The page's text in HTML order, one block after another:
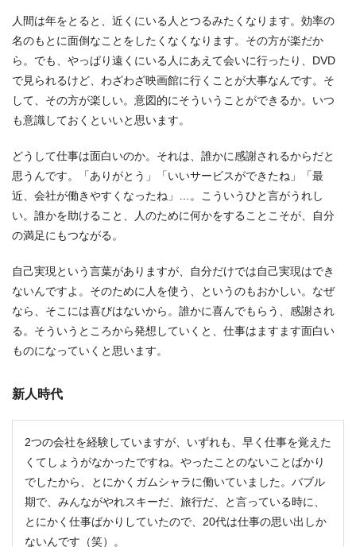
人間は年をとると、近くにいる人とつるみたくなります。効率の
名のもとに面倒なことをしたくなくなります。その方が楽だか
ら。でも、やっぱり遠くにいる人にあえて会いに行ったり、DVD
で見られるけど、わざわざ映画館に行くことが大事なんです。そ
して、その方が楽しい。意図的にそういうことができるか。いつ
も意識しておくといいと思います。
どうして仕事は面白いのか。それは、誰かに感謝されるからだと
思うんです。「ありがとう」「いいサービスができたね」「最
近、会社が働きやすくなったね」…。こういうひと言がうれし
い。誰かを助けること、人のために何かをすることこそが、自分
の満足にもつながる。
自己実現という言葉がありますが、自分だけでは自己実現はでき
ないんですよ。そのために人を使う、というのもおかしい。なぜ
なら、そこには喜びはないから。誰かに喜んでもらう、感謝され
る。そういうところから発想していくと、仕事はますます面白い
ものになっていくと思います。
新人時代
2つの会社を経験していますが、いずれも、早く仕事を覚えた
くてしょうがなかったですね。やったことのないことばかり
でしたから、とにかくガムシャラに働いていました。バブル
期で、みんながやれスキーだ、旅行だ、と言っている時に、
とにかく仕事ばかりしていたので、20代は仕事の思い出しか
ないんです（笑）。